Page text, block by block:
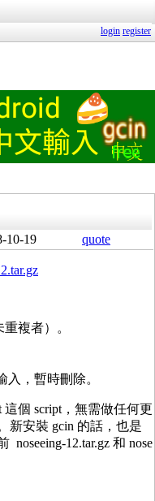
login register
10-19 quote
複者）。
，暫時刪除。
這個 script，無需做任何更
新安裝 gcin 的話，也是
noseeing-12.tar.gz 和 nose